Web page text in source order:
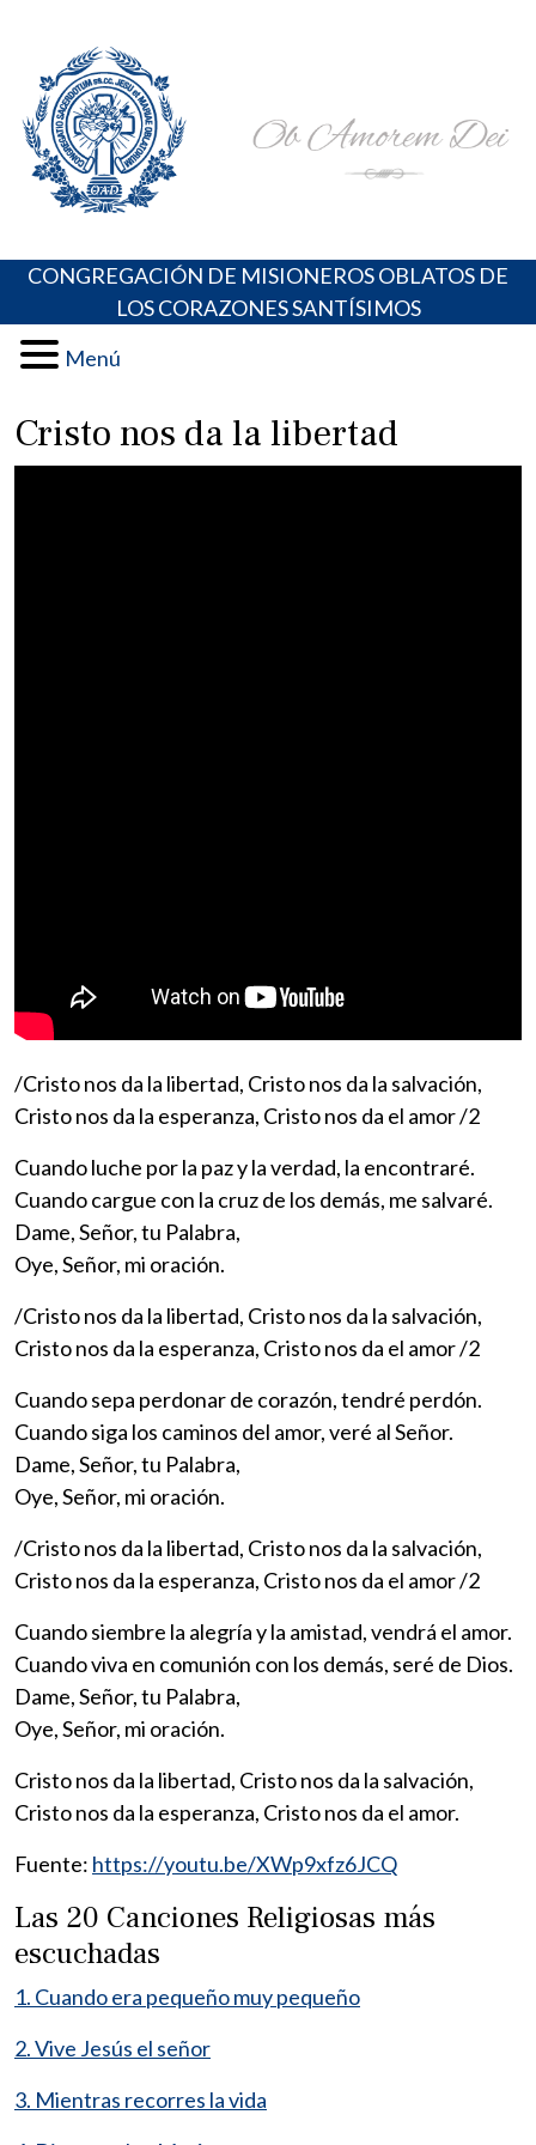
content
Portal de los Padres Oblatos. Advocaciones Marianas,
Oraciones, Música religiosa y más
CONGREGACIÓN DE MISIONEROS OBLATOS DE
LOS CORAZONES SANTÍSIMOS
Menú
Cristo nos da la libertad
/Cristo nos da la libertad, Cristo nos da la salvación,
Cristo nos da la esperanza, Cristo nos da el amor /2
Cuando luche por la paz y la verdad, la encontraré.
Cuando cargue con la cruz de los demás, me salvaré.
Dame, Señor, tu Palabra,
Oye, Señor, mi oración.
/Cristo nos da la libertad, Cristo nos da la salvación,
Cristo nos da la esperanza, Cristo nos da el amor /2
Cuando sepa perdonar de corazón, tendré perdón.
Cuando siga los caminos del amor, veré al Señor.
Dame, Señor, tu Palabra,
Oye, Señor, mi oración.
/Cristo nos da la libertad, Cristo nos da la salvación,
Cristo nos da la esperanza, Cristo nos da el amor /2
Cuando siembre la alegría y la amistad, vendrá el amor.
Cuando viva en comunión con los demás, seré de Dios.
Dame, Señor, tu Palabra,
Oye, Señor, mi oración.
Cristo nos da la libertad, Cristo nos da la salvación,
Cristo nos da la esperanza, Cristo nos da el amor.
Fuente: https://youtu.be/XWp9xfz6JCQ
Las 20 Canciones Religiosas más
escuchadas
1. Cuando era pequeño muy pequeño
2. Vive Jesús el señor
3. Mientras recorres la vida